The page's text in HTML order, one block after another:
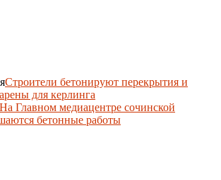
Строители бетонируют перекрытия и
для керлинга
На Главном медиацентре сочинской
бетонные работы